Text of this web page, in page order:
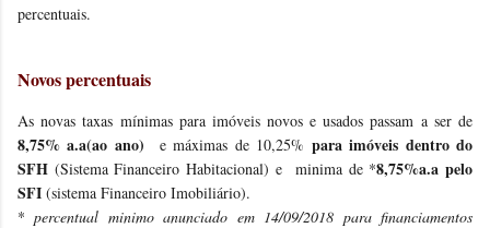
percentuais.
Novos percentuais
As novas taxas mínimas para imóveis novos e usados passam a ser de
8,75% a.a(ao ano) e máximas de 10,25% para imóveis dentro do
SFH (Sistema Financeiro Habitacional) e minima de *8,75%a.a pelo
SFI (sistema Financeiro Imobiliário).
* percentual minimo anunciado em 14/09/2018 para financiamentos